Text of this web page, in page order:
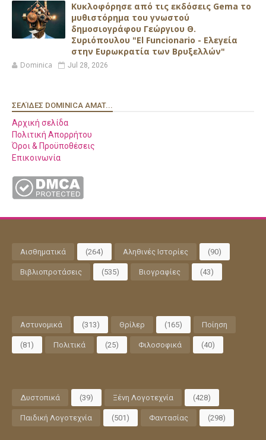
Κυκλοφόρησε από τις εκδόσεις Gema το
μυθιστόρημα του γνωστού
δημοσιογράφου Γεώργιου Θ.
Συριόπουλου "El Funcionario - Ελεγεία
στην Ευρωκρατία των Βρυξελλών"
Dominica Jul 28, 2026
ΣΕΛΊΔΕΣ DOMINICA AMAT...
Αρχική σελίδα
Πολιτική Απορρήτου
Όροι & Προϋποθέσεις
Επικοινωνία
Αισθηματικά (264) Αληθινές Ιστορίες (90)
Βιβλιοπροτάσεις (535) Βιογραφίες (43)
Αστυνομικά (313) Θρίλερ (165) Ποίηση
(81) Πολιτικά (25) Φιλοσοφικά (40)
Δυστοπικά (39) Ξένη Λογοτεχνία (428)
Παιδική Λογοτεχνία (501) Φαντασίας (298)